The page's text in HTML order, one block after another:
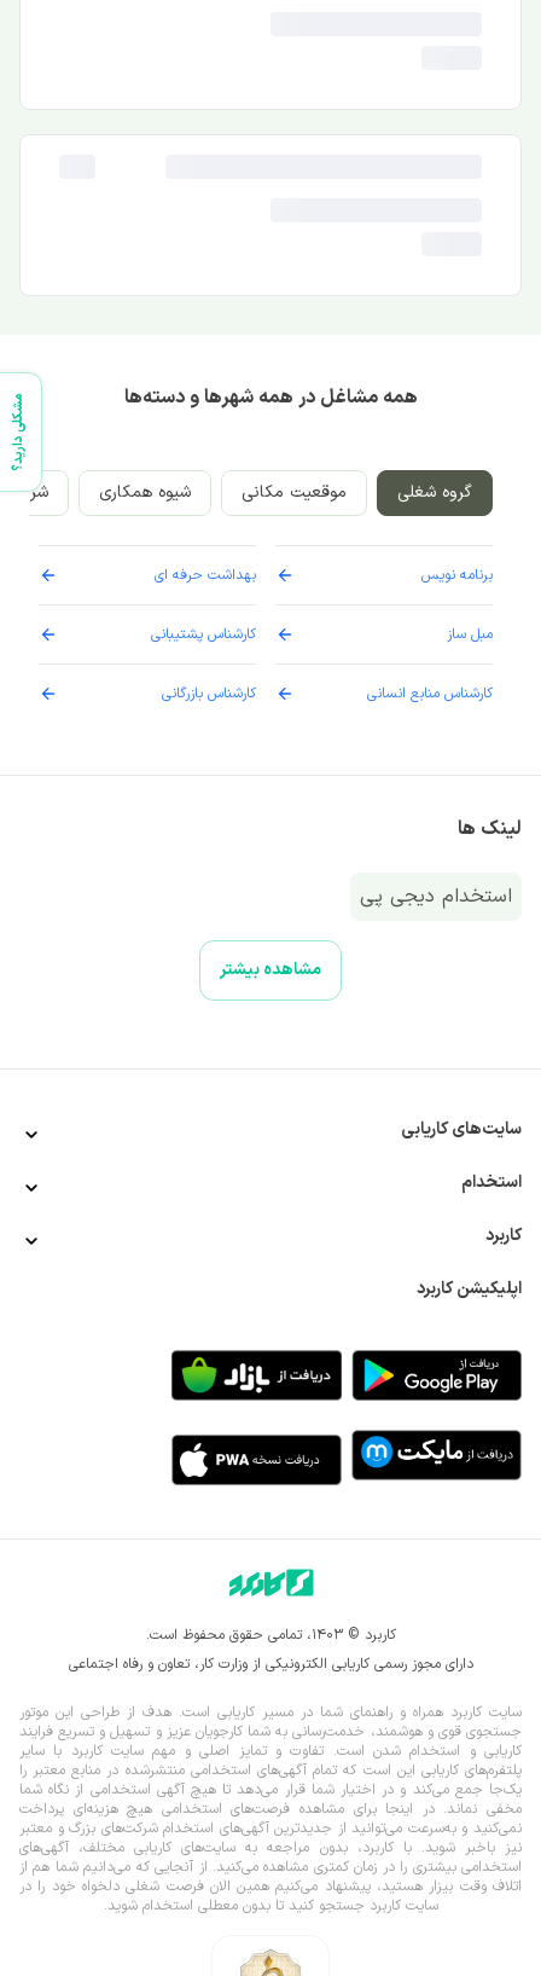
همه مشاغل در همه شهرها و دسته‌ها
گروه شغلی موقعیت مکانی شیوه همکاری
برنامه نویس
مبل ساز
کارشناس منابع انسانی
بهداشت حرفه ای
کارشناس پشتیبانی
کارشناس بازرگانی
لینک ها
استخدام دیجی پی
مشاهده بیشتر
مشکلی دارید؟
سایت‌های کاریابی
استخدام
کاربرد
اپلیکیشن کاربرد
کاربرد © ۱۴۰۳، تمامی حقوق محفوظ است.
دارای مجوز رسمی کاریابی الکترونیکی از وزارت کار، تعاون و رفاه اجتماعی
سایت کاربرد همراه و راهنمای شما در مسیر کاریابی است. هدف از طراحی این موتور
جستجوی قوی و هوشمند، خدمت‌رسانی به شما کارجویان عزیز و تسهیل و تسریع فرایند
کاریابی و استخدام شدن است. تفاوت و تمایز اصلی و مهم سایت کاربرد با سایر
پلتفرم‌های کاریابی این است که تمام آگهی‌های استخدامی منتشرشده در منابع معتبر را
یک‌‌جا جمع می‌کند و در اختیار شما قرار می‌‌‌دهد تا هیچ آگهی استخدامی از نگاه شما
مخفی نماند.در اینجا برای مشاهده فرصت‌های استخدامی هیچ هزینه‌ای پرداخت
نمی‌کنید و به‌سرعت می‌توانید از جدیدترین آگهی‌های استخدام شرکت‌های بزرگ و معتبر
نیز باخبر شوید. با کاربرد، بدون مراجعه به سایت‌های کاریابی مختلف، آگهی‌های
استخدامی بیشتری را در زمان کمتری مشاهده می‌کنید. از آنجایی که می‌دانیم شما هم از
اتلاف وقت بیزار هستید، پیشنهاد می‌کنیم همین الان فرصت شغلی دلخواه خود را در
سایت کاربرد جستجو کنید تا بدون معطلی استخدام شوید.